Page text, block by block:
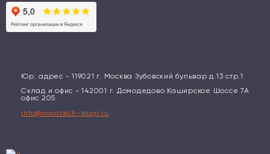
Юр. адрес - 119021 г. Москва Зубовский бульвар д.13 стр.1
Склад и офис - 142001 г. Домодедово Каширское Шоссе 7А
офис 205
info@novotech-shop.ru